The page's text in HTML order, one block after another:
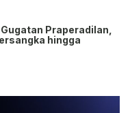
Praperadilan,
hingga